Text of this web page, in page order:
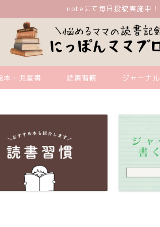
noteにて毎日投稿実施中！
本・児童書 読書習慣 ジャーナル